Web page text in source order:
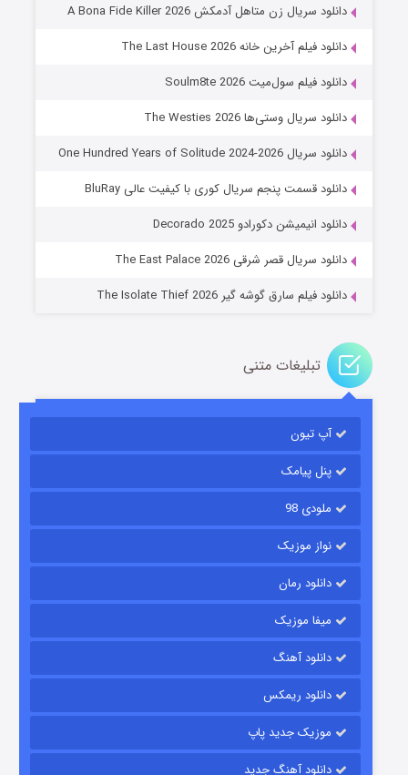
عملیات آپارتمان
قسمت۲ (زیرنویس) منتشر شد
قسمت
دانلود سریال زن متاهل آدمکش A Bona Fide Killer 2026
دانلود فیلم آخرین خانه The Last House 2026
دانلود فیلم سول‌میت Soulm8te 2026
دانلود سریال وستی‌ها The Westies 2026
دانلود سریال One Hundred Years of Solitude 2024-2026
دانلود قسمت پنجم سریال کوری با کیفیت عالی BluRay
دانلود انیمیشن دکورادو Decorado 2025
دانلود سریال قصر شرقی The East Palace 2026
دانلود فیلم سارق گوشه گیر The Isolate Thief 2026
تبلیغات متنی
آپ تیون
پنل پیامک
ملودی 98
نواز موزیک
دانلود رمان
میفا موزیک
دانلود آهنگ
دانلود ریمکس
موزیک جدید پاپ
دانلود آهنگ جدید